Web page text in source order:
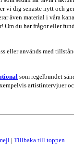
vi dig senaste nytt och
även material i våra
Om du har frågor eller
eller används med
som regelbundet
artistintervjuer
| Tillbaka till toppen